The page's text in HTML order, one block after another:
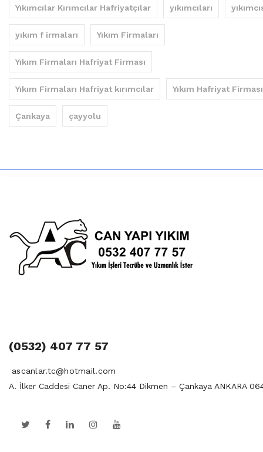
Yıkımcılar Kırımcılar Hafriyatçılar yıkımcıları
yıkım f irmaları Yıkım Firmaları
Yıkım Firmaları Hafriyat Firması
Yıkım Firmaları Hafriyat kırımcılar Yıkım Hafriyat Firması
Çankaya çayyolu
(0532) 407 77 57
ascanlar.tc@hotmail.com
A. İlker Caddesi Caner Ap. No:44 Dikmen – Çankaya ANKARA